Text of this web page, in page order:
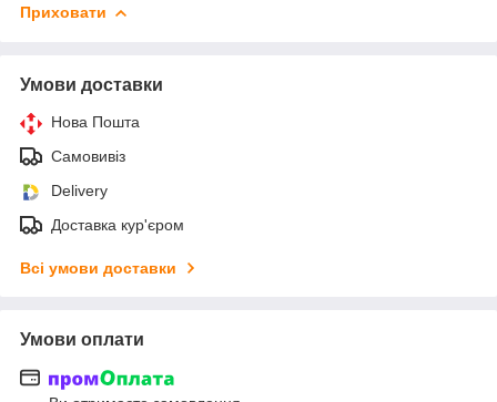
Приховати
Умови доставки
Нова Пошта
Самовивіз
Delivery
Доставка кур'єром
Всі умови доставки
Умови оплати